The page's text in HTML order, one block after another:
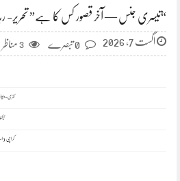
“تیسری جنس — آخر قصور کس کا ہے” تحریر-
اگست 7, 2026 0 تبصرے 3 مناظر
کراچی